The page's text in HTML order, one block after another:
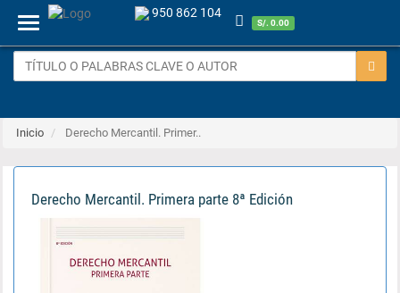
Menu
950 862 104
S/. 0.00
Inicio Derecho Mercantil. Primer..
Derecho Mercantil. Primera parte 8ª Edición